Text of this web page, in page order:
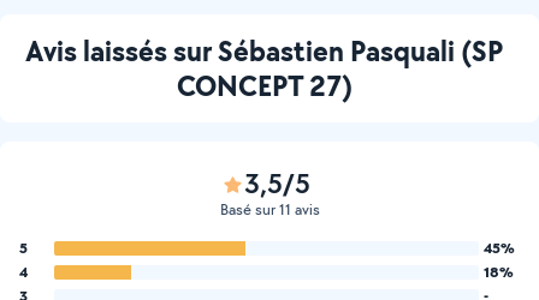
Avis laissés sur Sébastien Pasquali (SP
CONCEPT 27)
3,5/5
Basé sur 11 avis
5
45%
4
18%
3
-